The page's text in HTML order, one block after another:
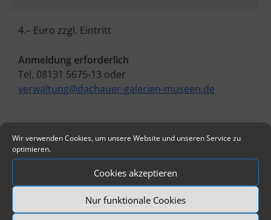
Wir verwenden Cookies, um unsere Website und unseren Service zu
optimieren.
Cookies akzeptieren
Nur funktionale Cookies
4.– Euro zzgl. Eintritt
Anmeldung erforderlich
Tel. 08131 5675-13 oder
verwaltung@dachauer-galerien-museen.de